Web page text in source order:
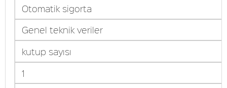
Otomatik sigorta
Genel teknik veriler
kutup sayısı
1